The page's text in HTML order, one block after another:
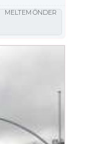
MELTEM ÖNDER